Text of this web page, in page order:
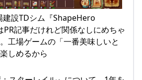
設TDシム『ShapeHero
記事だけれど関係なしにめちゃ
工場ゲームの「一番美味しいと
しめるから